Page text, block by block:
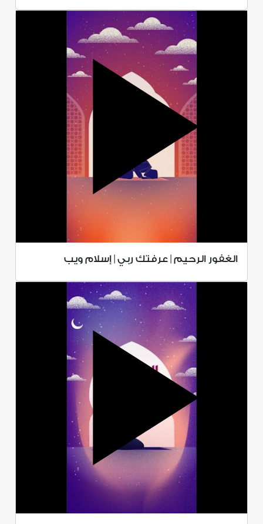
الغفور الرحيم | عرفتك ربي | إسلام ويب